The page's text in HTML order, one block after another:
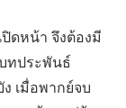
ดหน้า จึงต้องมี
ทประพันธ์
เมื่อพากย์จบ